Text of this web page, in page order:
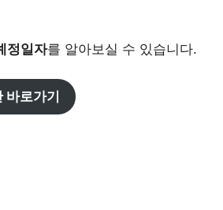
정일자를 알아보실 수 있습니다.
로가기